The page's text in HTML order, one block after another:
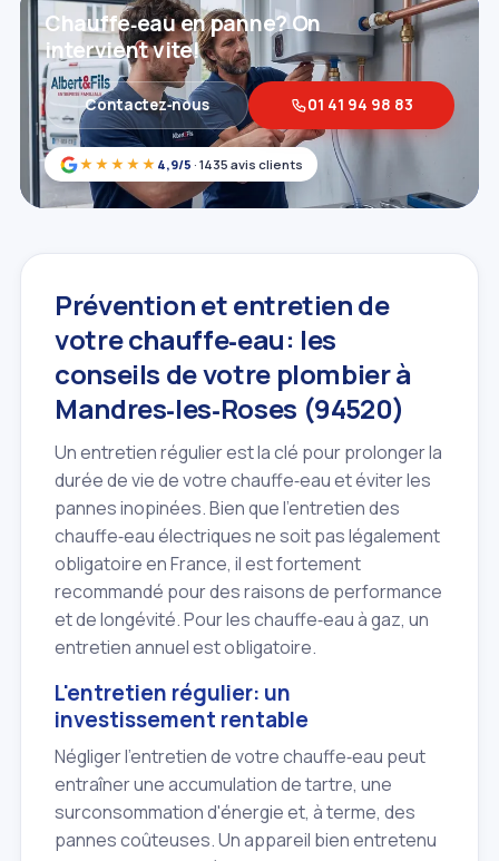
★★★★★ 4,9/5 · 1435 avis clients
Chauffe‑eau en panne? On
intervient vite!
Contactez‑nous 01 41 94 98 83
Prévention et entretien de
votre chauffe‑eau: les
conseils de votre plombier à
Mandres‑les‑Roses (94520)
Un entretien régulier est la clé pour prolonger la
durée de vie de votre chauffe‑eau et éviter les
pannes inopinées. Bien que l'entretien des
chauffe‑eau électriques ne soit pas légalement
obligatoire en France, il est fortement
recommandé pour des raisons de performance
et de longévité. Pour les chauffe‑eau à gaz, un
entretien annuel est obligatoire.
L'entretien régulier: un
investissement rentable
Négliger l'entretien de votre chauffe‑eau peut
entraîner une accumulation de tartre, une
surconsommation d'énergie et, à terme, des
pannes coûteuses. Un appareil bien entretenu